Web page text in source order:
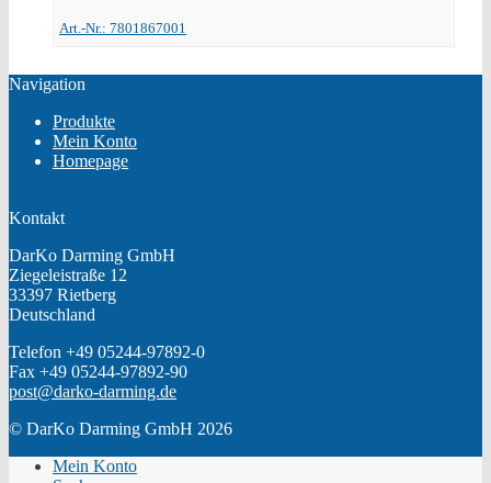
Art.-Nr.: 7801867001
Navigation
Produkte
Mein Konto
Homepage
Kontakt
DarKo Darming GmbH
Ziegeleistraße 12
33397 Rietberg
Deutschland
Telefon +49 05244-97892-0
Fax +49 05244-97892-90
post@darko-darming.de
© DarKo Darming GmbH 2026
Mein Konto